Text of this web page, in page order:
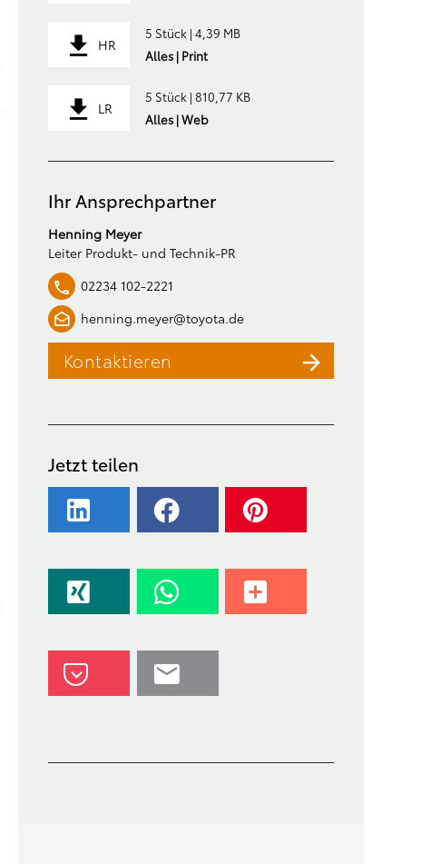
HR
5 Stück | 4,39 MB
Alles | Print
LR
5 Stück | 810,77 KB
Alles | Web
Ihr Ansprechpartner
Henning Meyer
Leiter Produkt- und Technik-PR
02234 102-2221
henning.meyer@toyota.de
Kontaktieren
Jetzt teilen